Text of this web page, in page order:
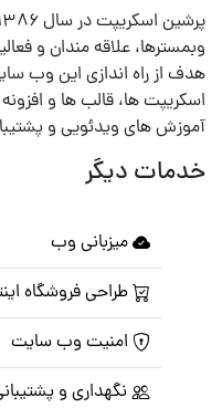
وبمسترها، علاقه مندان و
هدف از راه اندازی این وب
اسکریپت ها، قالب ها و
آموزش های ویدئویی و
خدمات دیگر
میزبانی وب
طراحی فروشگاه
امنیت وب سایت
نگهداری و